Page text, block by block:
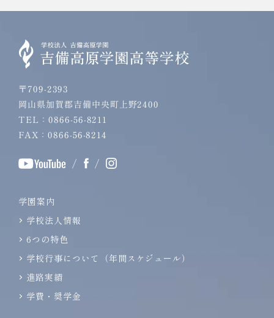
〒709-2393
岡山県加賀郡吉備中央町上野2400
TEL：0866-56-8211
FAX：0866-56-8214
/ /
学園案内
学校法人情報
6つの特色
学校行事について（年間スケジュール）
進路実績
学費・奨学金